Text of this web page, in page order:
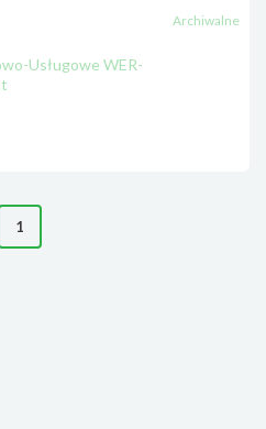
Usługowe WER-
Archiwalne
1